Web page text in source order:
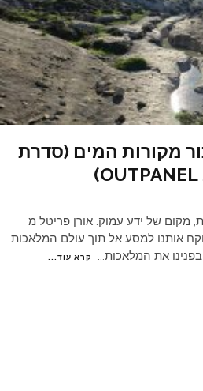
מקורות המים (סדרת
מקום של ידע עמוק. אורן פריטל מ
אותנו למסע אל תוך עולם המלאכות
את המלאכות... קרא עוד...